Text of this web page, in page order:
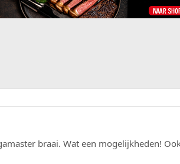
braai. Wat een mogelijkheden!